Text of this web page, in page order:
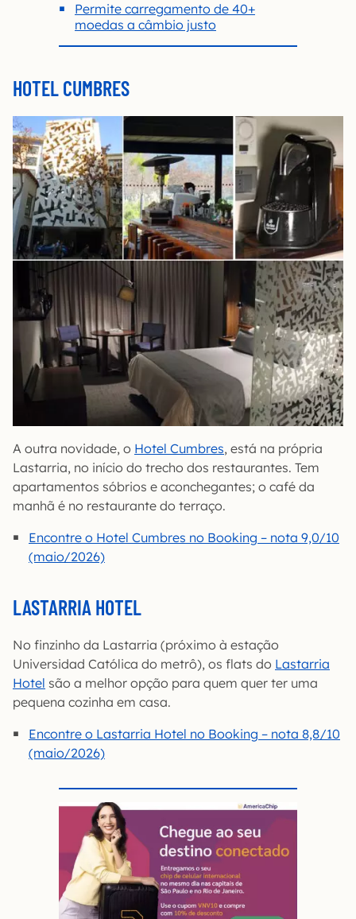
Permite carregamento de 40+
moedas a câmbio justo
HOTEL CUMBRES
A outra novidade, o Hotel Cumbres, está na própria
Lastarria, no início do trecho dos restaurantes. Tem
apartamentos sóbrios e aconchegantes; o café da
manhã é no restaurante do terraço.
Encontre o Hotel Cumbres no Booking – nota 9,0/10
(maio/2026)
LASTARRIA HOTEL
No finzinho da Lastarria (próximo à estação
Universidad Católica do metrô), os flats do Lastarria
Hotel são a melhor opção para quem quer ter uma
pequena cozinha em casa.
Encontre o Lastarria Hotel no Booking – nota 8,8/10
(maio/2026)